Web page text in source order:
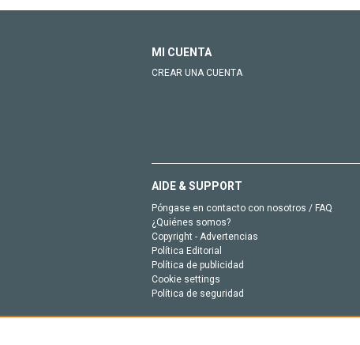
MI CUENTA
CREAR UNA CUENTA
AIDE & SUPPORT
Póngase en contacto con nosotros / FAQ
¿Quiénes somos?
Copyright - Advertencias
Política Editorial
Política de publicidad
Cookie settings
Política de seguridad